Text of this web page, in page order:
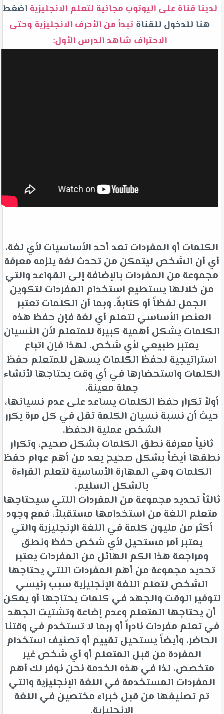
لدينا قناة على اليوتوب مجانية لتعلم الانجليزية اضغط
هنا للدخول للقناةتبدأ من الأحرف الانجليزية وحتى
الاحتراف شاهد الدرس الأول:
الكلمات أو المفردات تعد أحد الأساسيات لأي لغة،
أي أن الشخص ليتمكن من تحدث لغة يلزمه معرفة
مجموعة من المفردات بالإضافة إلى القواعد والتي
من خلالها يستطيع استخدام المفردات لتكوين
الجمل لفظاً أو كتابةً. وبما أن الكلمات تعتبر
العنصر الأساسي لتعلم أي لغة فإن حفظ هذه
الكلمات يشكل أهمية كبيرة للمتعلم لأن النسيان
يعتبر طبيعي لأي شخص. لهذا فإن اتباع
استراتيجية لحفظ الكلمات يسهل للمتعلم حفظ
الكلمات واستحضارها في أي وقت يحتاجها لأنشاء
جملة معينة.
أولاً تكرار حفظ الكلمات يساعد على عدم نسيانها،
حيث أن نسبة نسيان الكلمة تقل في كل مرة يكرر
الشخص عملية الحفظ.
ثانياً معرفة نطق الكلمات بشكل صحيح، وتكرار
نطقها أيضاً بشكل صحيح يعد من أهم عوام حفظ
الكلمات وهي المهارة الأساسية لتعلم القراءة
بالشكل السليم.
ثالثاً تحديد مجموعة من المفردات اللتي سيحتاجها
متعلم اللغة من استخدامها مستقبلاً، فمع وجود
أكثر من مليون كلمة في اللغة الإنجليزية والتي
يعتبر أمر مستحيل لأي شخص حفظ ونطق
ومراجعة هذا الكم الهائل من المفردات يعتبر
تحديد مجموعة من أهم المفردات اللتي يحتاجها
الشخص لتعلم اللغة الإنجليزية سبب رئيسي
لتوفير الوقت والجهد في كلمات يحتاجها أو يمكن
أن يحتاجها المتعلم وعدم إضاعة وتشتيت الجهد
في تعلم مفردات نادراً أو ربما لا تستخدم في وقتنا
الحاضر، وأيضاً يستحيل تقييم أو تصنيف استخدام
المفردة من قبل المتعلم أو أي شخص غير
متخصص، لذا في هذه الخدمة نحن نوفر لك أهم
المفردات المستخدمة في اللغة الإنجليزية والتي
تم تصنيفها من قبل خبراء مختصين في اللغة